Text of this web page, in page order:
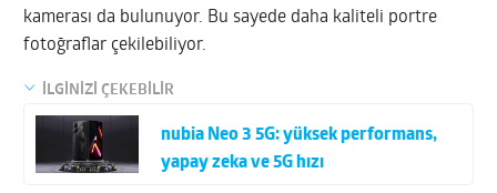
kamerası da bulunuyor. Bu sayede daha kaliteli portre
fotoğraflar çekilebiliyor.
İLGİNİZİ ÇEKEBİLİR
nubia Neo 3 5G: yüksek performans,
yapay zeka ve 5G hızı